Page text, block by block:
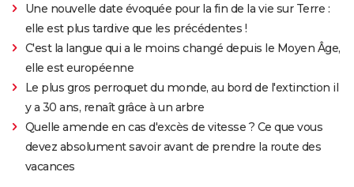
Une nouvelle date évoquée pour la fin de la vie sur Terre :
elle est plus tardive que les précédentes !
C'est la langue qui a le moins changé depuis le Moyen Âge,
elle est européenne
Le plus gros perroquet du monde, au bord de l'extinction il
y a 30 ans, renaît grâce à un arbre
Quelle amende en cas d'excès de vitesse ? Ce que vous
devez absolument savoir avant de prendre la route des
vacances